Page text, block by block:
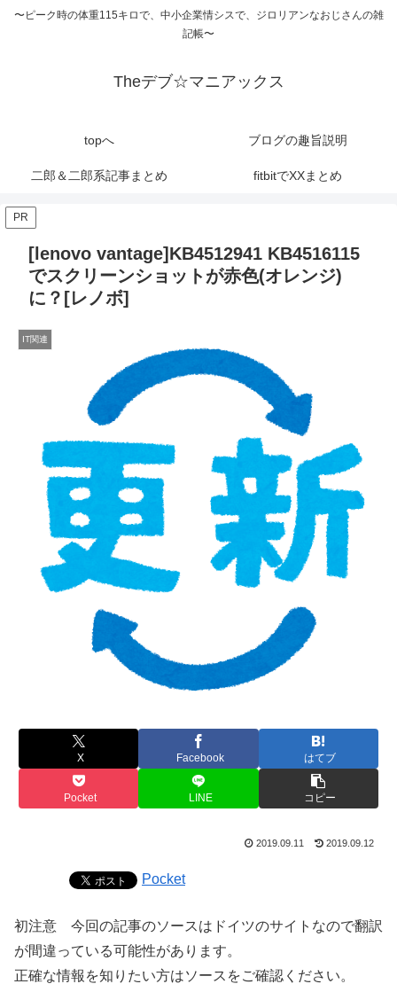
〜ピーク時の体重115キロで、中小企業情シスで、ジロリアンなおじさんの雑
記帳〜
Theデブ☆マニアックス
topへ ブログの趣旨説明
二郎＆二郎系記事まとめ fitbitでXXまとめ
PR
[lenovo vantage]KB4512941 KB4516115
でスクリーンショットが赤色(オレンジ)
に？[レノボ]
IT関連
X Facebook はてブ
Pocket LINE コピー
2019.09.11 2019.09.12
Pocket
初注意 今回の記事のソースはドイツのサイトなので翻訳
が間違っている可能性があります。
正確な情報を知りたい方はソースをご確認ください。